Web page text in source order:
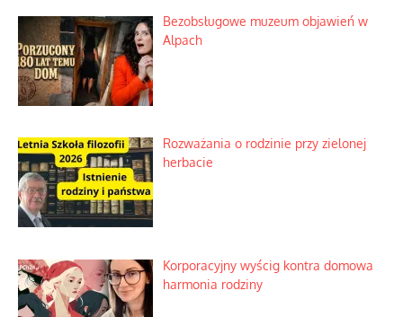
Bezobsługowe muzeum objawień w
Alpach
Rozważania o rodzinie przy zielonej
herbacie
Korporacyjny wyścig kontra domowa
harmonia rodziny